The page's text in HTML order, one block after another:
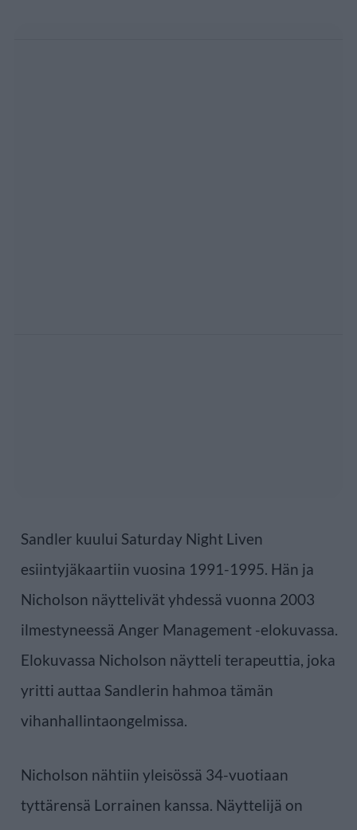
Sandler kuului Saturday Night Liven
esiintyjäkaartiin vuosina 1991-1995. Hän ja
Nicholson näyttelivät yhdessä vuonna 2003
ilmestyneessä Anger Management -elokuvassa.
Elokuvassa Nicholson näytteli terapeuttia, joka
yritti auttaa Sandlerin hahmoa tämän
vihanhallintaongelmissa.
Nicholson nähtiin yleisössä 34-vuotiaan
tyttärensä Lorrainen kanssa. Näyttelijä on